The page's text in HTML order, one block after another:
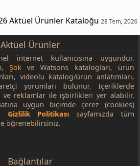
Aktüel Ürünler Kataloğu 28 Tem, 2026
Aktüel Ürünler
internet kullanıcısına uygundur.
, Şokve Watsons katalogları, ürün
videolu katalog/ürün anlatımları,
yorumları bulunur. İçeriklerde
ve reklamlar ile işbirlikleri yer alabilir.
uygun biçimde çerez (cookies)
Gizlilik Politikası sayfamızda tüm
öğrenebilirsiniz.
Bağlantılar